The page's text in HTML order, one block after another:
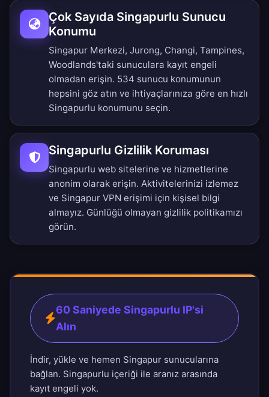
Çok Sayıda Singapurlu Sunucu
Konumu
Singapur Merkezi, Jurong, Changi, Tampines,
Woodlands'taki sunuculara kayıt engeli
olmadan erişin. 534 sunucu konumunun
hepsini göz atın ve ihtiyaçlarınıza göre en hızlı
Singapurlu konumunu seçin.
Singapurlu Gizlilik Koruması
Singapurlu web sitelerine ve hizmetlerine
anonim olarak erişin. Aktivitelerinizi izlemez
ve Singapur VPN erişimi için kişisel bilgi
almayız. Günlüğü olmayan gizlilik politikamızı
görün.
60 Saniyede Singapurlu IP'si
Alın
İndir, yükle ve hemen Singapur sunucularına
bağlan. Singapurlu içeriği ile aranız arasında
kayıt engeli yok.